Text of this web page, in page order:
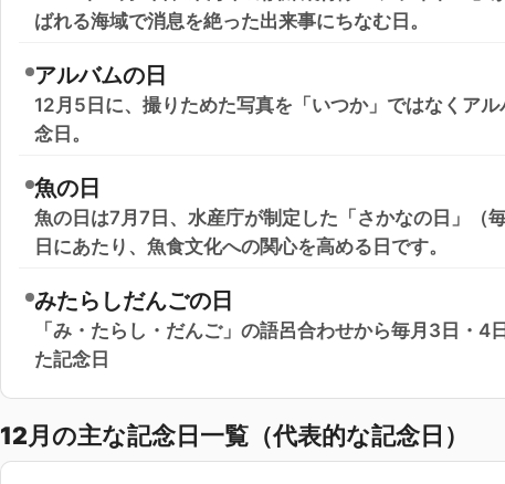
ばれる海域で消息を絶った出来事にちなむ日。
アルバムの日
12月5日に、撮りためた写真を「いつか」ではなくア
念日。
魚の日
魚の日は7月7日、水産庁が制定した「さかなの日」（
日にあたり、魚食文化への関心を高める日です。
みたらしだんごの日
「み・たらし・だんご」の語呂合わせから毎月3日・4
た記念日
12月の主な記念日一覧（代表的な記念日）